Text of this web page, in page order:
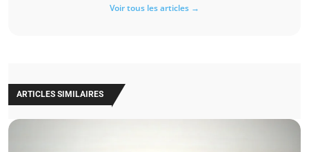
Voir tous les articles →
ARTICLES SIMILAIRES